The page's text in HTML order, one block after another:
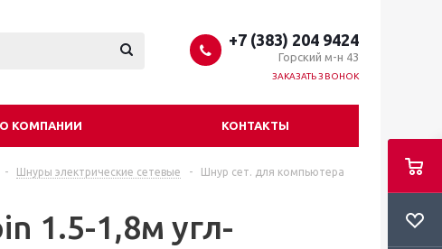
+7 (383) 204 9424
Горский м-н 43
ЗАКАЗАТЬ ЗВОНОК
О КОМПАНИИ КОНТАКТЫ
- Шнуры электрические сетевые -
Шнур сет. для компьютера
1.5-1,8м угл-